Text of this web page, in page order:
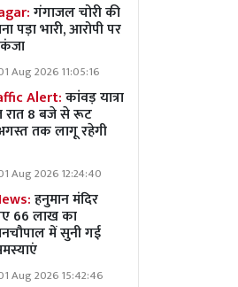
गंगाजल चोरी की
पड़ा भारी, आरोपी पर
Aug 2026 11:05:16
Alert:कांवड़ यात्रा
8 बजे से रूट
तक लागू रहेगी
Aug 2026 12:24:40
हनुमान मंदिर
66 लाख का
में सुनी गई
Aug 2026 15:42:46